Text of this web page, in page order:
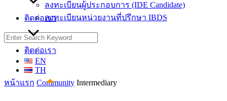
ลงทะเบียนผู้ประกอบการ (IDE Candidate)
ลงทะเบียนหน่วยงานที่ปรึกษา IBDS
ติดต่อเรา
EN
TH
ติดต่อเรา
Search
for:
หน้าแรก Community Intermediary